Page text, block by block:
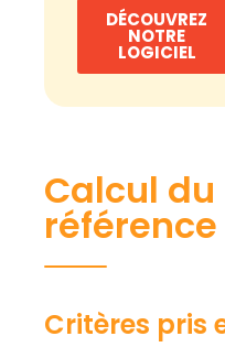
DÉCOUVREZ
NOTRE
LOGICIEL
Calcul
référence
Critères pris